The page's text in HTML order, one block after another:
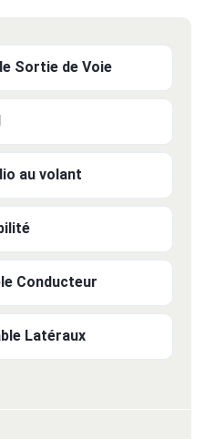
Sortie de Voie
au volant
Conducteur
Latéraux